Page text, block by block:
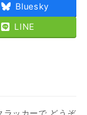
Bluesky
LINE
ラッカーで どうぞ